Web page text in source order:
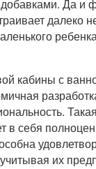
Да и
далеко
кабины с
в себя
их